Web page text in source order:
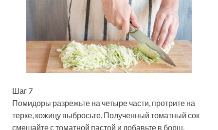
Шаг 7
Помидоры разрежьте на четыре части, протрите на
терке, кожицу выбросьте. Полученный томатный сок
смешайте с томатной пастой и добавьте в борщ.